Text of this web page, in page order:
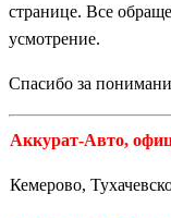
странице. Все
усмотрение.
Спасибо за
Аккурат-Авто,
Кемерово,